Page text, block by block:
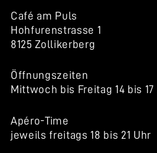
Café am Puls
Hohfurenstrasse 1
8125 Zollikerberg
Öffnungszeiten
Mittwoch bis Freitag 14 bis 17
Apéro-Time
jeweils freitags 18 bis 21 Uhr